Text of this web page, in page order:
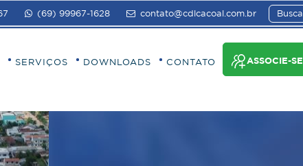
(69) 99967-1628 contato@cdlcacoal.com.br
SERVIÇOS DOWNLOADS CONTATO ASSOCIE-SE